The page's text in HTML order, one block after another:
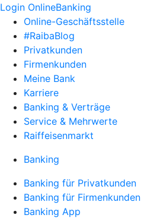
Login OnlineBanking
Online-Geschäftsstelle
#RaibaBlog
Privatkunden
Firmenkunden
Meine Bank
Karriere
Banking & Verträge
Service & Mehrwerte
Raiffeisenmarkt
Banking
Banking für Privatkunden
Banking für Firmenkunden
Banking App